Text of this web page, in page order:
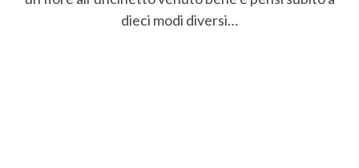
dieci modi diversi…